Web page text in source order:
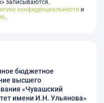
записываются.
конфиденциальности и
.
бюджетное
высшего
«Чувашский
имени И.Н. Ульянова»